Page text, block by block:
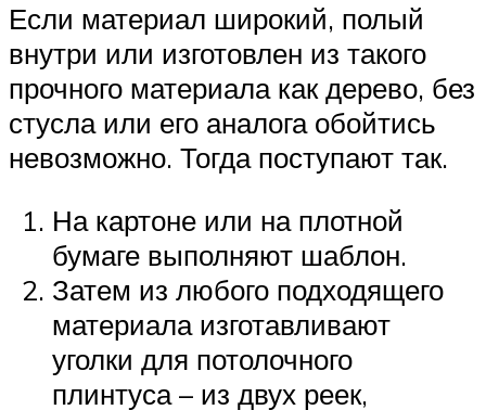
Если материал широкий, полый
внутри или изготовлен из такого
прочного материала как дерево, без
стусла или его аналога обойтись
невозможно. Тогда поступают так.
На картоне или на плотной
бумаге выполняют шаблон.
Затем из любого подходящего
материала изготавливают
уголки для потолочного
плинтуса – из двух реек,